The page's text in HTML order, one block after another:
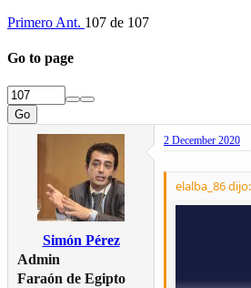
Primero Ant. 107 de 107
Go to page
Go
Simón Pérez
Admin
Faraón de Egipto
2 December 2020
elalba_86 dijo: